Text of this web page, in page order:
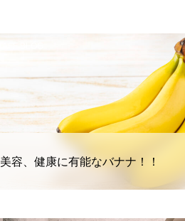
美容、健康に有能なバナナ！！